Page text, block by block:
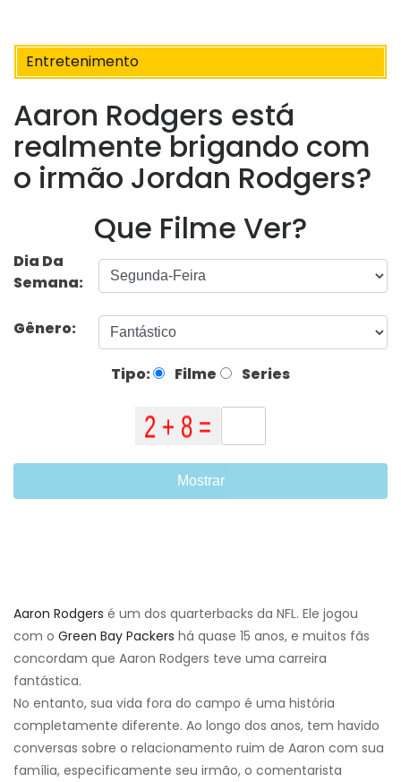
Entretenimento
Aaron Rodgers está
realmente brigando com
o irmão Jordan Rodgers?
Que Filme Ver?
Dia Da
Semana:
Gênero:
Tipo: Filme Series
Mostrar
Aaron Rodgers é um dos quarterbacks da NFL. Ele jogou
com o Green Bay Packers há quase 15 anos, e muitos fãs
concordam que Aaron Rodgers teve uma carreira
fantástica.
No entanto, sua vida fora do campo é uma história
completamente diferente. Ao longo dos anos, tem havido
conversas sobre o relacionamento ruim de Aaron com sua
família, especificamente seu irmão, o comentarista